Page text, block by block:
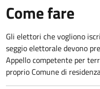
Come fare
Gli elettori che vogliono
seggio elettorale devono
Appello competente per
proprio Comune di